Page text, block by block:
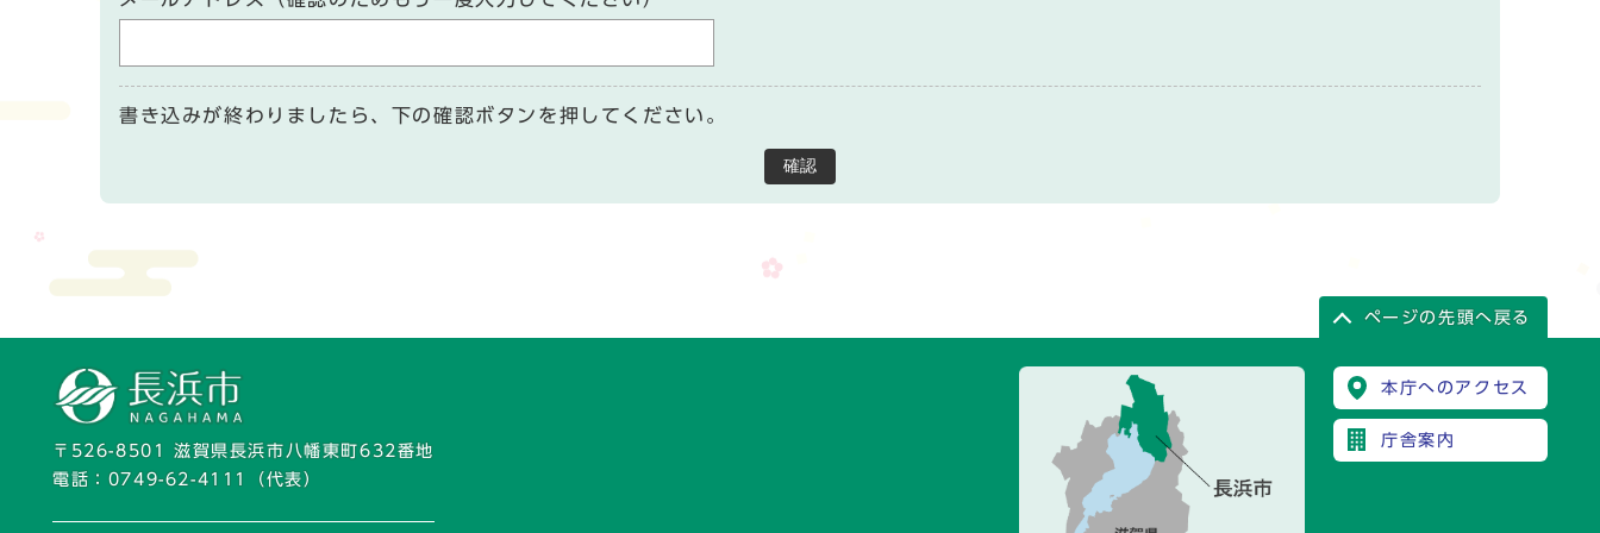
書き込みが終わりましたら、下の確認ボタンを押してください。
確認
ページの先頭へ戻る
〒526-8501 滋賀県長浜市八幡東町632番地
電話： 0749-62-4111 （代表）
本庁へのアクセス
庁舎案内